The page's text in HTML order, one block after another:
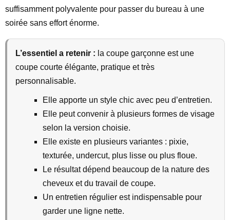
suffisamment polyvalente pour passer du bureau à une
soirée sans effort énorme.
L’essentiel a retenir : la coupe garçonne est une
coupe courte élégante, pratique et très
personnalisable.
Elle apporte un style chic avec peu d’entretien.
Elle peut convenir à plusieurs formes de visage
selon la version choisie.
Elle existe en plusieurs variantes : pixie,
texturée, undercut, plus lisse ou plus floue.
Le résultat dépend beaucoup de la nature des
cheveux et du travail de coupe.
Un entretien régulier est indispensable pour
garder une ligne nette.